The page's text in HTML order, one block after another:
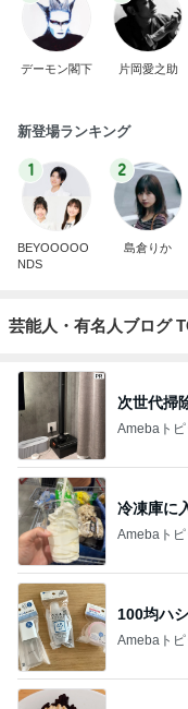
デーモン閣下 片岡愛之助
新登場ランキング
1
BEYOOOOO
NDS
2
島倉りか
芸能人・有名人ブログ
次世代掃
Amebaトピ
冷凍庫に
Amebaトピ
100均ハ
Amebaトピ